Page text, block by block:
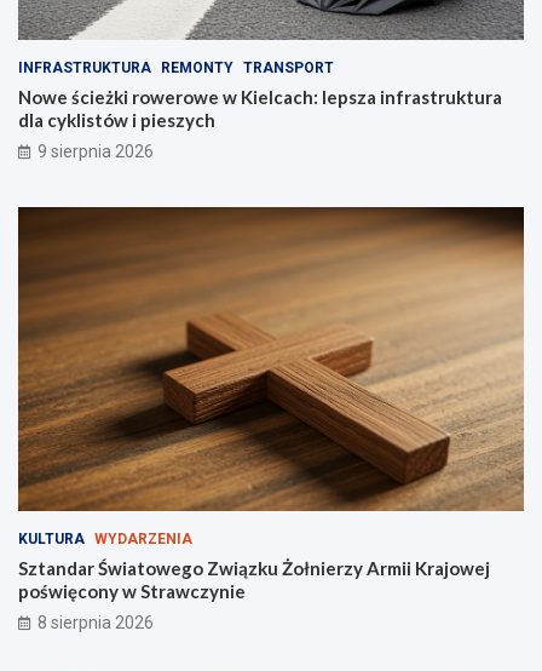
w
e
e
e
n
d
r
a
s
r
u
k
a
c
k
l
i
s
t
ó
i
p
i
e
INFRASTRUKTURA REMONTY TRANSPORT
Nowe ścieżki rowerowe w Kielcach: lepsza infrastruktura
dla cyklistów i pieszych
9 sierpnia 2026
KULTURA WYDARZENIA
Sztandar Światowego Związku Żołnierzy Armii Krajowej
poświęcony w Strawczynie
8 sierpnia 2026